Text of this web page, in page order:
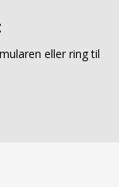
eller ring til